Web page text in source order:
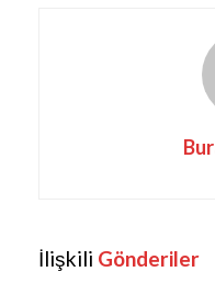
İlişkili Gönderiler